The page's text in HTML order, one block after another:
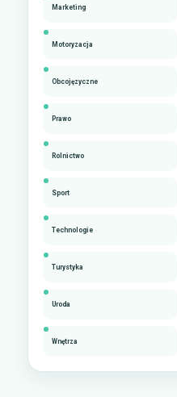
Marketing
Motoryzacja
Obcojęzyczne
Prawo
Rolnictwo
Sport
Technologie
Turystyka
Uroda
Wnętrza